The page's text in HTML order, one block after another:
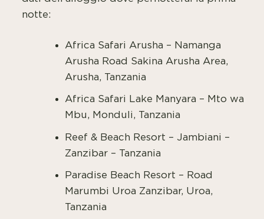
notte:
Africa Safari Arusha – Namanga
Arusha Road Sakina Arusha Area,
Arusha, Tanzania
Africa Safari Lake Manyara – Mto wa
Mbu, Monduli, Tanzania
Reef & Beach Resort – Jambiani –
Zanzibar – Tanzania
Paradise Beach Resort – Road
Marumbi Uroa Zanzibar, Uroa,
Tanzania